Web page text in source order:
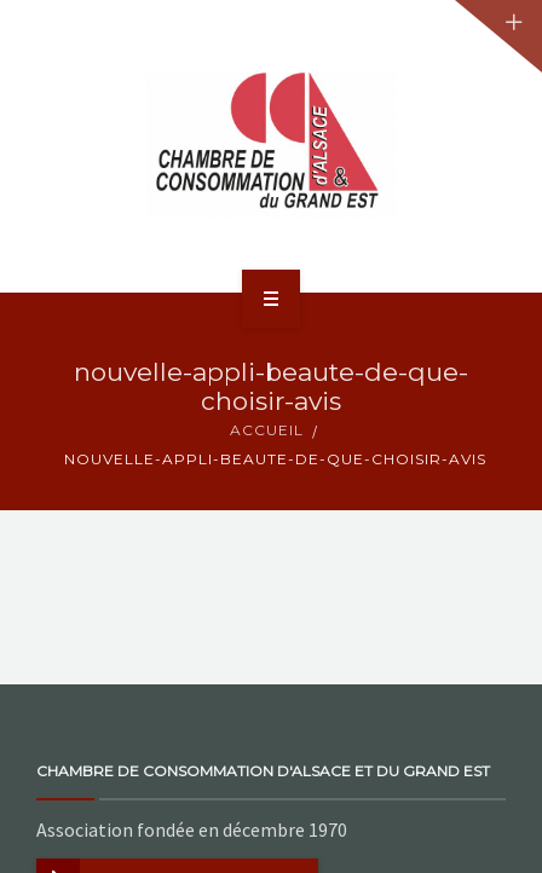
ACTUALITÉS
nouvelle-appli-beaute-de-que-
choisir-avis
ACCUEIL
NOUVELLE-APPLI-BEAUTE-DE-QUE-CHOISIR-AVIS
CHAMBRE DE CONSOMMATION D'ALSACE ET DU GRAND EST
Association fondée en décembre 1970